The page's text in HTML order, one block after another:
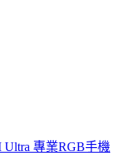
Ultra 專業RGB手機